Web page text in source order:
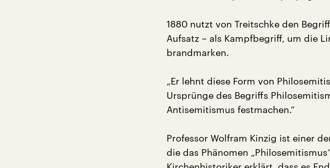
1880 nutzt von Treitschke den
Aufsatz – als Kampfbegriff, um die
brandmarken.
„Er lehnt diese Form von
Ursprünge des Begriffs
Antisemitismus festmachen.“
Professor Wolfram Kinzig ist einer
die das Phänomen